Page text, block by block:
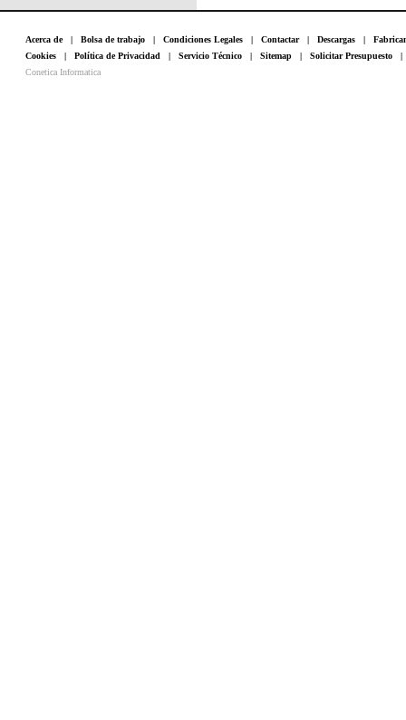
Acerca de| Bolsa de trabajo | Condiciones Legales | Contactar| Descargas |
Cookies | Política de Privacidad | Servicio Técnico | Sitemap | Solicitar Presupuesto
Conetica Informatica